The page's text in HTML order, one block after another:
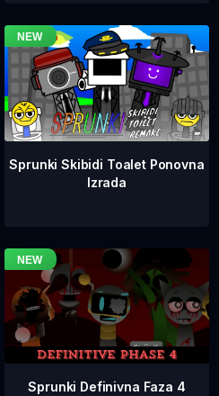
Sprunki Skibidi Toalet Ponovna
Izrada
Sprunki Definivna Faza 4